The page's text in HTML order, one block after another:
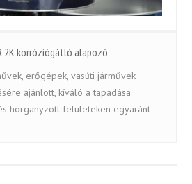
2K korróziógátló alapozó
erőgépek, vasúti járművek
ajánlott, kíváló a tapadása
horganyzott felületeken egyaránt